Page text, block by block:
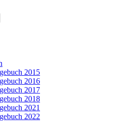
2015
2016
2017
2018
2021
2022